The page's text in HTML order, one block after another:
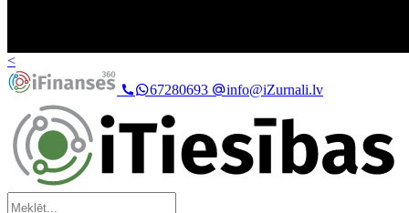
<
67280693
info@iZurnali.lv